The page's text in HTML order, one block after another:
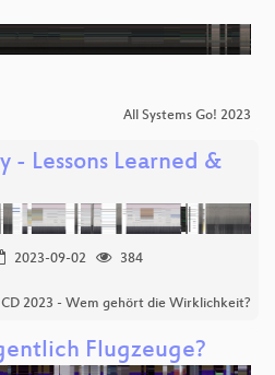
All Systems Go! 2023
- Lessons Learned &
2023-09-02
384
2023 - Wem gehört die Wirklichkeit?
Flugzeuge?